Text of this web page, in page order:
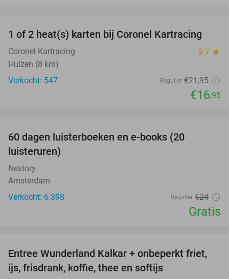
23%
1 of 2 heat(s) karten bij Coronel Kartracing
Coronel Kartracing 9.7 star
Huizen (8 km)
Verkocht: 547
Regulier €21,95
€16,95
60 dagen luisterboeken en e-books (20
luisteruren)
Nextory
Amsterdam
Verkocht: 6.398
Regulier €24
Gratis
32%
Entree Wunderland Kalkar + onbeperkt friet,
ijs, frisdrank, koffie, thee en softijs